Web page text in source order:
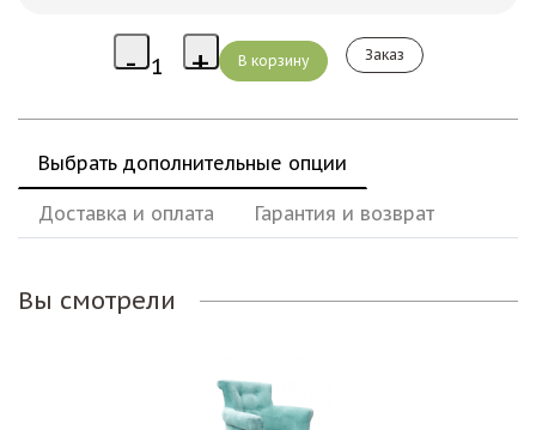
Заказ
Выбрать дополнительные опции
Доставка и оплата Гарантия и возврат
Вы смотрели